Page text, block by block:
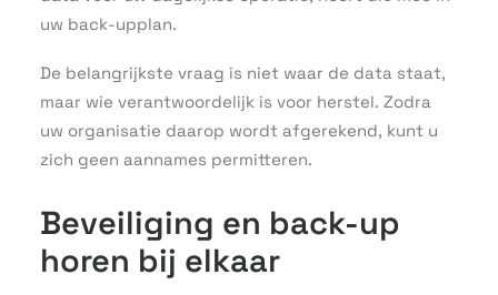
uw back-upplan.
De belangrijkste vraag is niet waar de data staat,
maar wie verantwoordelijk is voor herstel. Zodra
uw organisatie daarop wordt afgerekend, kunt u
zich geen aannames permitteren.
Beveiliging en back-up
horen bij elkaar